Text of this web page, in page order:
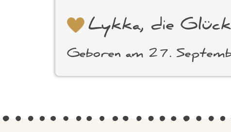
Lykka, die
Geboren am 27.